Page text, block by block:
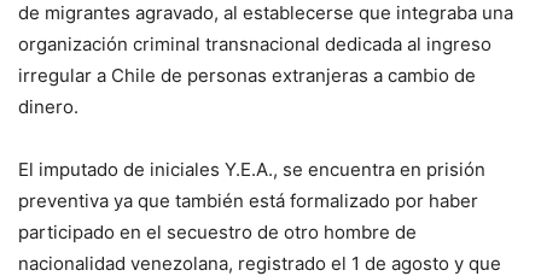
de migrantes agravado, al establecerse que integraba una
organización criminal transnacional dedicada al ingreso
irregular a Chile de personas extranjeras a cambio de
dinero.
El imputado de iniciales Y.E.A., se encuentra en prisión
preventiva ya que también está formalizado por haber
participado en el secuestro de otro hombre de
nacionalidad venezolana, registrado el 1 de agosto y que